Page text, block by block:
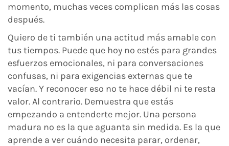
momento, muchas veces complican más las cosas
después.
Quiero de ti también una actitud más amable con
tus tiempos. Puede que hoy no estés para grandes
esfuerzos emocionales, ni para conversaciones
confusas, ni para exigencias externas que te
vacían. Y reconocer eso no te hace débil ni te resta
valor. Al contrario. Demuestra que estás
empezando a entenderte mejor. Una persona
madura no es la que aguanta sin medida. Es la que
aprende a ver cuándo necesita parar, ordenar,